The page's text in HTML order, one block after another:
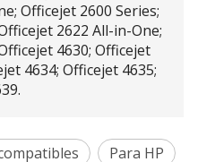
Officejet 2600 Series;
2622 All-in-One;
4630; Officejet
4634; Officejet 4635;
Para HP